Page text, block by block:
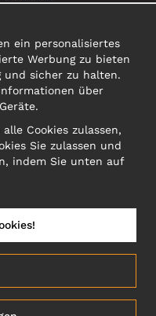
Tallinn
nicht an diese Adresse
(DE)
ein personalisiertes
Werbung zu bieten
und sicher zu halten.
über
Cookies zulassen,
Sie zulassen und
indem Sie unten auf